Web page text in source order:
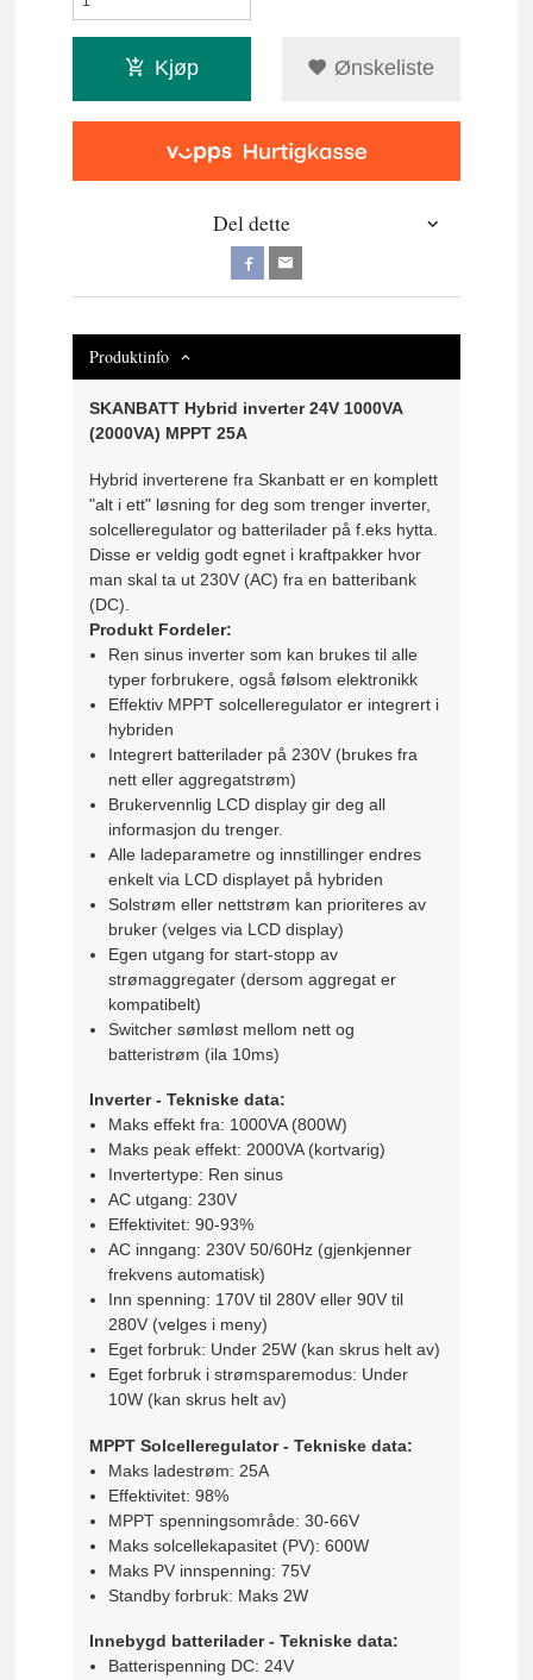
Kjøp Ønskeliste
Del dette
Produktinfo
SKANBATT Hybrid inverter 24V 1000VA
(2000VA) MPPT 25A
Hybrid inverterene fra Skanbatt er en komplett
"alt i ett" løsning for deg som trenger inverter,
solcelleregulator og batterilader på f.eks hytta.
Disse er veldig godt egnet i kraftpakker hvor
man skal ta ut 230V (AC) fra en batteribank
(DC).
Produkt Fordeler:
Ren sinus inverter som kan brukes til alle
typer forbrukere, også følsom elektronikk
Effektiv MPPT solcelleregulator er integrert i
hybriden
Integrert batterilader på 230V (brukes fra
nett eller aggregatstrøm)
Brukervennlig LCD display gir deg all
informasjon du trenger.
Alle ladeparametre og innstillinger endres
enkelt via LCD displayet på hybriden
Solstrøm eller nettstrøm kan prioriteres av
bruker (velges via LCD display)
Egen utgang for start-stopp av
strømaggregater (dersom aggregat er
kompatibelt)
Switcher sømløst mellom nett og
batteristrøm (ila 10ms)
Inverter - Tekniske data:
Maks effekt fra: 1000VA (800W)
Maks peak effekt: 2000VA (kortvarig)
Invertertype: Ren sinus
AC utgang: 230V
Effektivitet: 90-93%
AC inngang: 230V 50/60Hz (gjenkjenner
frekvens automatisk)
Inn spenning: 170V til 280V eller 90V til
280V (velges i meny)
Eget forbruk: Under 25W (kan skrus helt av)
Eget forbruk i strømsparemodus: Under
10W (kan skrus helt av)
MPPT Solcelleregulator - Tekniske data:
Maks ladestrøm: 25A
Effektivitet: 98%
MPPT spenningsområde: 30-66V
Maks solcellekapasitet (PV): 600W
Maks PV innspenning: 75V
Standby forbruk: Maks 2W
Innebygd batterilader - Tekniske data:
Batterispenning DC: 24V